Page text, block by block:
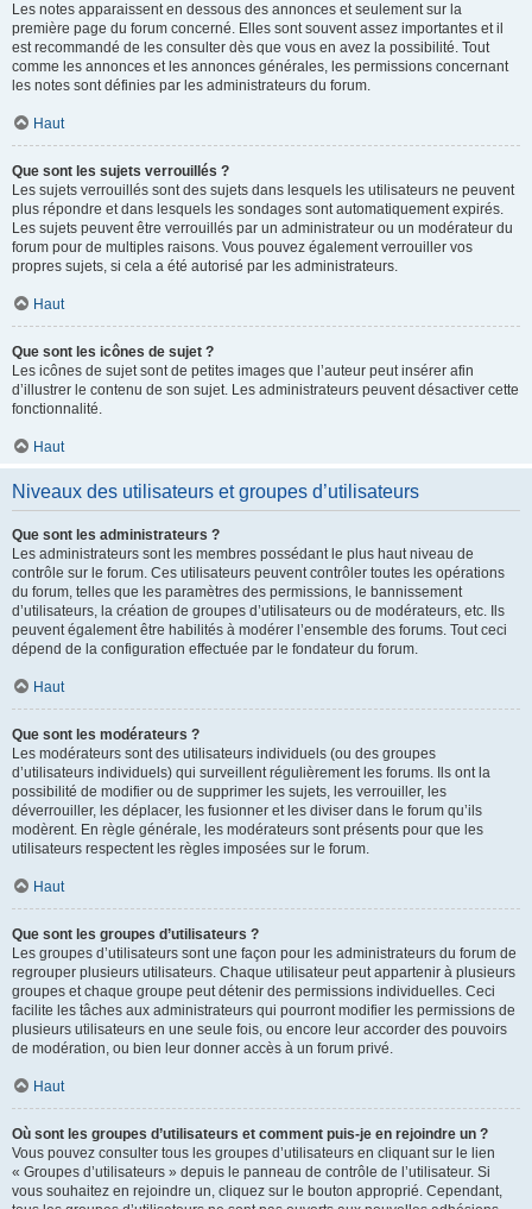
Les notes apparaissent en dessous des annonces et seulement sur la
première page du forum concerné. Elles sont souvent assez importantes et il
est recommandé de les consulter dès que vous en avez la possibilité. Tout
comme les annonces et les annonces générales, les permissions concernant
les notes sont définies par les administrateurs du forum.
Haut
Que sont les sujets verrouillés ?
Les sujets verrouillés sont des sujets dans lesquels les utilisateurs ne peuvent
plus répondre et dans lesquels les sondages sont automatiquement expirés.
Les sujets peuvent être verrouillés par un administrateur ou un modérateur du
forum pour de multiples raisons. Vous pouvez également verrouiller vos
propres sujets, si cela a été autorisé par les administrateurs.
Haut
Que sont les icônes de sujet ?
Les icônes de sujet sont de petites images que l’auteur peut insérer afin
d’illustrer le contenu de son sujet. Les administrateurs peuvent désactiver cette
fonctionnalité.
Haut
Niveaux des utilisateurs et groupes d’utilisateurs
Que sont les administrateurs ?
Les administrateurs sont les membres possédant le plus haut niveau de
contrôle sur le forum. Ces utilisateurs peuvent contrôler toutes les opérations
du forum, telles que les paramètres des permissions, le bannissement
d’utilisateurs, la création de groupes d’utilisateurs ou de modérateurs, etc. Ils
peuvent également être habilités à modérer l’ensemble des forums. Tout ceci
dépend de la configuration effectuée par le fondateur du forum.
Haut
Que sont les modérateurs ?
Les modérateurs sont des utilisateurs individuels (ou des groupes
d’utilisateurs individuels) qui surveillent régulièrement les forums. Ils ont la
possibilité de modifier ou de supprimer les sujets, les verrouiller, les
déverrouiller, les déplacer, les fusionner et les diviser dans le forum qu’ils
modèrent. En règle générale, les modérateurs sont présents pour que les
utilisateurs respectent les règles imposées sur le forum.
Haut
Que sont les groupes d’utilisateurs ?
Les groupes d’utilisateurs sont une façon pour les administrateurs du forum de
regrouper plusieurs utilisateurs. Chaque utilisateur peut appartenir à plusieurs
groupes et chaque groupe peut détenir des permissions individuelles. Ceci
facilite les tâches aux administrateurs qui pourront modifier les permissions de
plusieurs utilisateurs en une seule fois, ou encore leur accorder des pouvoirs
de modération, ou bien leur donner accès à un forum privé.
Haut
Où sont les groupes d’utilisateurs et comment puis-je en rejoindre un ?
Vous pouvez consulter tous les groupes d’utilisateurs en cliquant sur le lien
« Groupes d’utilisateurs » depuis le panneau de contrôle de l’utilisateur. Si
vous souhaitez en rejoindre un, cliquez sur le bouton approprié. Cependant,